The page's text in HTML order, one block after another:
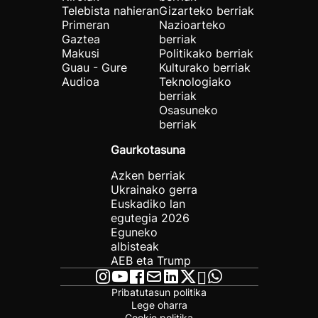
Telebista nahieran
Primeran
Gaztea
Makusi
Guau - Gure
Audioa
Gizarteko berriak
Nazioarteko
berriak
Politikako berriak
Kulturako berriak
Teknologiako
berriak
Osasuneko
berriak
Gaurkotasuna
Azken berriak
Ukrainako gerra
Euskadiko lan
egutegia 2026
Eguneko
albisteak
AEB eta Trump
Pribatutasun politika
Lege oharra